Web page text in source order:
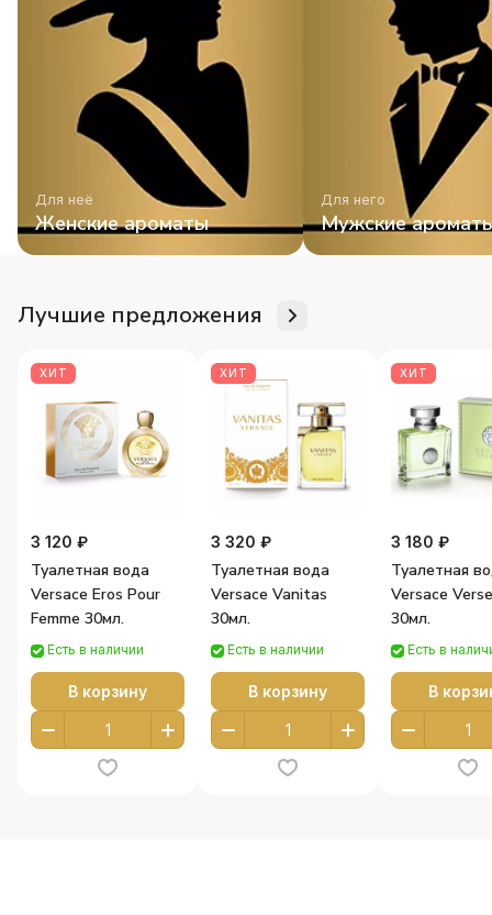
Для неё
Женские ароматы
Для него
Мужские
Лучшие предложения
ХИТ
3 120 ₽
Туалетная вода
Versace Eros Pour
Femme 30мл.
Есть в наличии
В корзину
ХИТ
3 320 ₽
Туалетная вода
Versace Vanitas
30мл.
Есть в наличии
В корзину
ХИТ
3 180 ₽
Туалетная
Versace
30мл.
Есть в
В